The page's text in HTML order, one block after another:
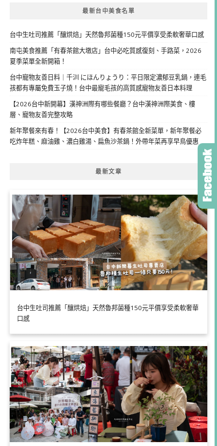
最新台中美食名單
台中生吐司推薦「釀烘焙」天然魯邦菌種150元平價享受柔軟奢華口感
南屯美食推薦「有春茶館大墩店」台中必吃質感復刻、手路菜，2026
夏季菜單全新開箱！
台中寵物友善日料｜千汌 にほんりょうり：平日限定濃郁豆乳鍋，連毛
孩都有專屬免費玉子燒！台中最寵毛孩的高質感寵物友善日本料理
【2026台中新開幕】漢神洲際有哪些餐廳？台中漢神洲際美食、樓
層、寵物友善完整攻略
新年聚餐來有春！【2026台中美食】有春茶館全新菜單，新年聚餐必
吃炸年糕、麻油雞、濃白雞湯、扁魚沙茶鍋！外帶年菜再享早鳥優惠
最新文章
台中生吐司推薦「釀烘焙」天然魯邦菌種150元平價享受柔軟奢華
口感